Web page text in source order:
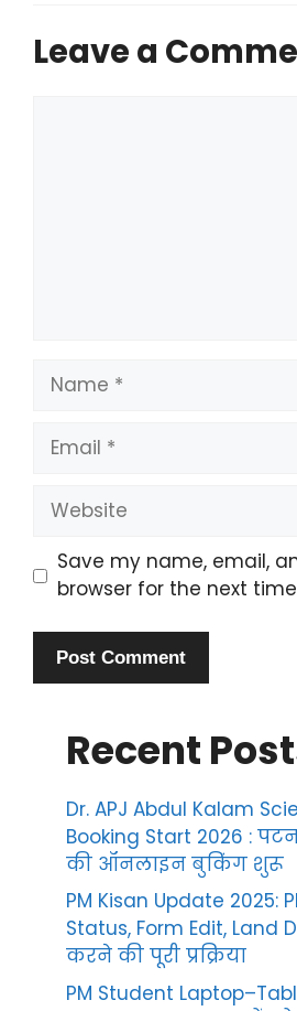
Leave a
Name
Email
Website
Save my name, email,
browser for the next
Recent
Dr. APJ Abdul Kalam
Booking Start 2026 :
की ऑनलाइन बुकिंग शुरू
PM Kisan Update 2025:
Status, Form Edit, Land
करने की पूरी प्रक्रिया
PM Student